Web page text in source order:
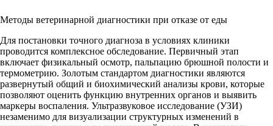
Методы ветеринарной диагностики при отказе от еды
Для постановки точного диагноза в условиях клиники
проводится комплексное обследование. Первичный этап
включает физикальный осмотр, пальпацию брюшной полости и
термометрию. Золотым стандартом диагностики являются
развернутый общий и биохимический анализы крови, которые
позволяют оценить функцию внутренних органов и выявить
маркеры воспаления. Ультразвуковое исследование (УЗИ)
незаменимо для визуализации структурных изменений в